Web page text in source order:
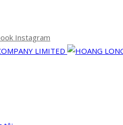
Instagram